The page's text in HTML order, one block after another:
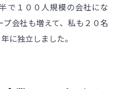
で１００人規模の会社にな
会社も増えて、私も２０名
に独立しました。